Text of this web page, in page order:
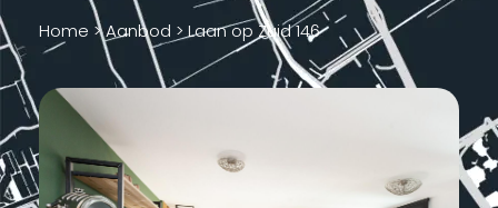
Home >Aanbod >Laan op Zuid 146